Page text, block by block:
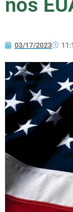
03/17/2023